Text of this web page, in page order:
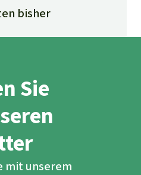
bisher
Sie
mit unserem